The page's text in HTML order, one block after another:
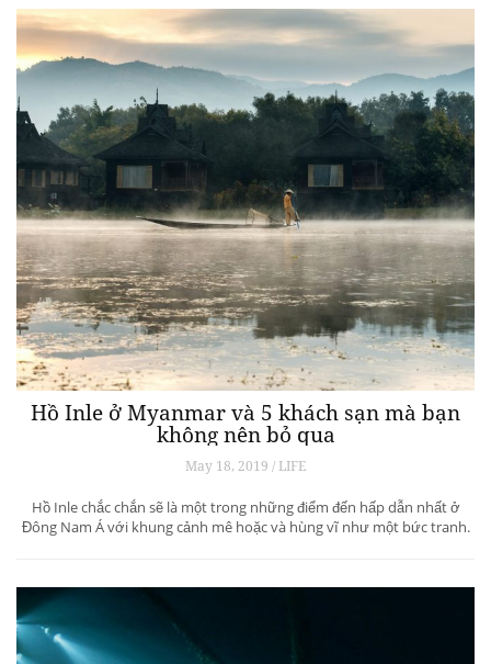
Hồ Inle ở Myanmar và 5 khách sạn mà bạn
không nên bỏ qua
May 18, 2019 / LIFE
Hồ Inle chắc chắn sẽ là một trong những điểm đến hấp dẫn nhất ở
Đông Nam Á với khung cảnh mê hoặc và hùng vĩ như một bức tranh.